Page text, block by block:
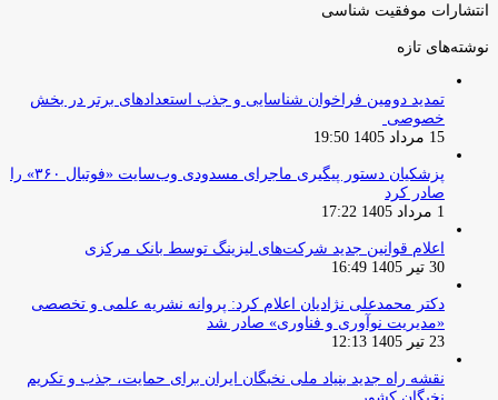
انتشارات موفقیت شناسی
نوشته‌های تازه
تمدید دومین فراخوان شناسایی و جذب استعدادهای برتر در بخش
خصوصی
15 مرداد 1405 19:50
پزشکیان دستور پیگیری ماجرای مسدودی وب‌سایت «فوتبال ۳۶۰» را
صادر کرد
1 مرداد 1405 17:22
اعلام قوانین جدید شرکت‌های لیزینگ توسط بانک مرکزی
30 تیر 1405 16:49
دکتر محمدعلی نژادیان اعلام کرد: پروانه نشریه علمی و تخصصی
«مدیریت نوآوری و فناوری» صادر شد
23 تیر 1405 12:13
نقشه راه جدید بنیاد ملی نخبگان ایران برای حمایت، جذب و تکریم
نخبگان کشور